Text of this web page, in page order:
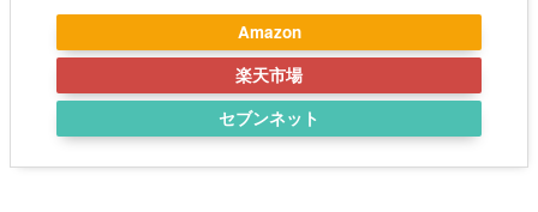
Amazon
楽天市場
セブンネット